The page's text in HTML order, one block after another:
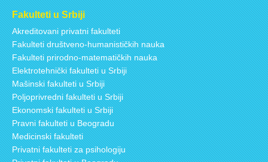
Fakulteti u Srbiji
Akreditovani privatni fakulteti
Fakulteti društveno-humanističkih nauka
Fakulteti prirodno-matematičkih nauka
Elektrotehnički fakulteti u Srbiji
Mašinski fakulteti u Srbiji
Poljoprivredni fakulteti u Srbiji
Ekonomski fakulteti u Srbiji
Pravni fakulteti u Beogradu
Medicinski fakulteti
Privatni fakulteti za psihologiju